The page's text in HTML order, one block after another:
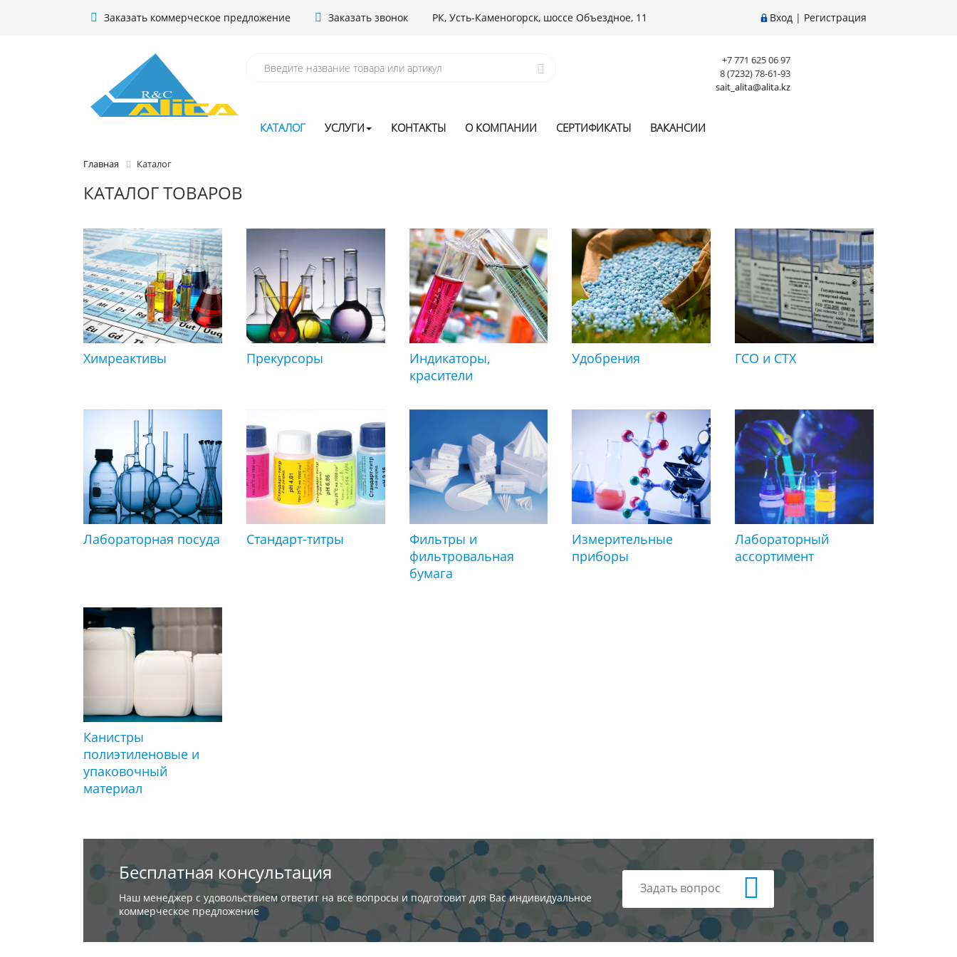
Заказать коммерческое предложение Заказать звонок РК, Усть-Каменогорск, шоссе Объездное, 11 Вход | Регистрация
+7 771 625 06 97
8 (7232) 78-61-93
sait_alita@alita.kz
КАТАЛОГ УСЛУГИ КОНТАКТЫ О КОМПАНИИ СЕРТИФИКАТЫ ВАКАНСИИ
Главная Каталог
КАТАЛОГ ТОВАРОВ
Химреактивы Прекурсоры
Индикаторы,
красители
Удобрения ГСО и СТХ
Лабораторная посуда Стандарт-титры
Фильтры и
фильтровальная
бумага
Измерительные
приборы
Лабораторный
ассортимент
Канистры
полиэтиленовые и
упаковочный
материал
Бесплатная консультация
Наш менеджер с удовольствием ответит на все вопросы и подготовит для Вас индивидуальное
коммерческое предложение
Задать вопрос